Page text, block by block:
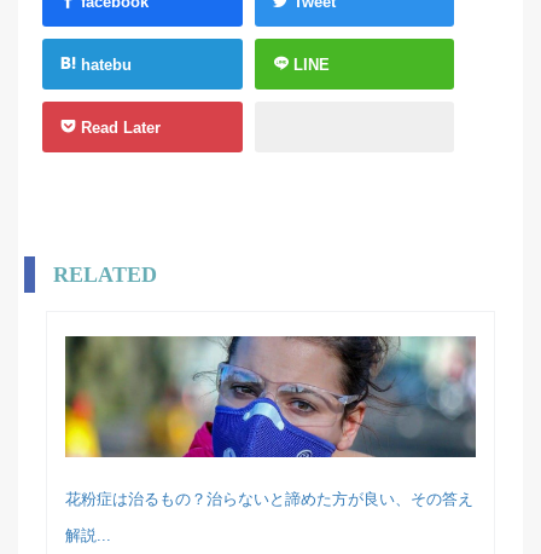
hatebu LINE
Read Later
RELATED
花粉症は治るもの？治らないと諦めた方が良い、その答え
解説...